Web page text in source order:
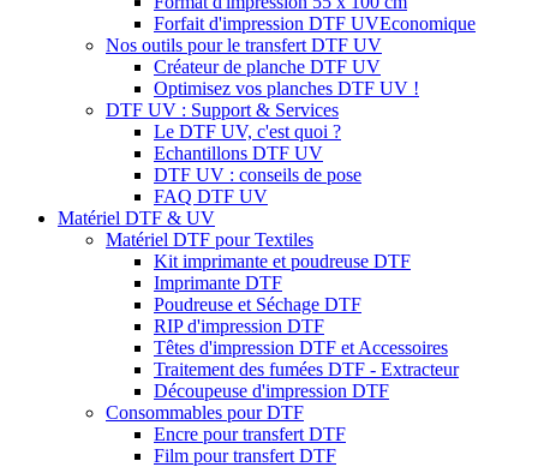
Forfait d'impression DTF UVEconomique
Nos outils pour le transfert DTF UV
Créateur de planche DTF UV
Optimisez vos planches DTF UV !
DTF UV : Support & Services
Le DTF UV, c'est quoi ?
Echantillons DTF UV
DTF UV : conseils de pose
FAQ DTF UV
Matériel DTF & UV
Matériel DTF pour Textiles
Kit imprimante et poudreuse DTF
Imprimante DTF
Poudreuse et Séchage DTF
RIP d'impression DTF
Têtes d'impression DTF et Accessoires
Traitement des fumées DTF - Extracteur
Découpeuse d'impression DTF
Consommables pour DTF
Encre pour transfert DTF
Film pour transfert DTF